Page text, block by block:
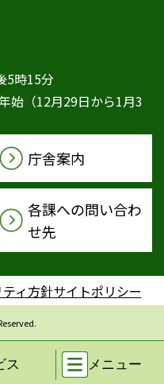
ス メニュー
5時15分
始（12月29日から1月3
庁舎案内
各課への問い合わ
せ先
ィ方針サイトポリシー